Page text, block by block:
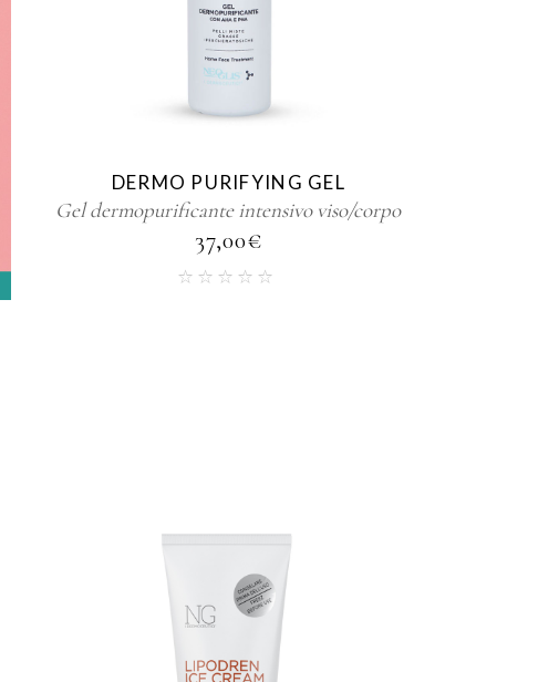
DERMO PURIFYING GEL
Gel dermopurificante intensivo viso/corpo
37,00€